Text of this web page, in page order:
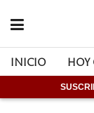
INICIO HOY